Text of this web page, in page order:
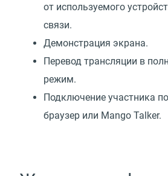
от используемого
связи.
Демонстрация экрана.
Перевод трансляции в
режим.
Подключение участника
браузер или Mango Talker.